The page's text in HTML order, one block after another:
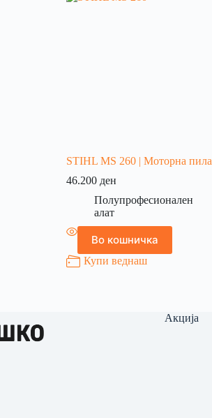
STIHL MS 260 | Моторна пила
46.200 ден
Полупрофесионален
алат
Во кошничка
Купи веднаш
Акција